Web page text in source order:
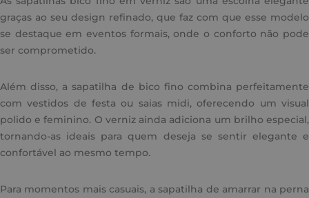
graças ao seu design refinado, que faz com que esse modelo
se destaque em eventos formais, onde o conforto não pode
ser comprometido.
Além disso, a sapatilha de bico fino combina perfeitamente
com vestidos de festa ou saias midi, oferecendo um visual
polido e feminino. O verniz ainda adiciona um brilho especial,
tornando-as ideais para quem deseja se sentir elegante e
confortável ao mesmo tempo.
Para momentos mais casuais, a sapatilha de amarrar na perna